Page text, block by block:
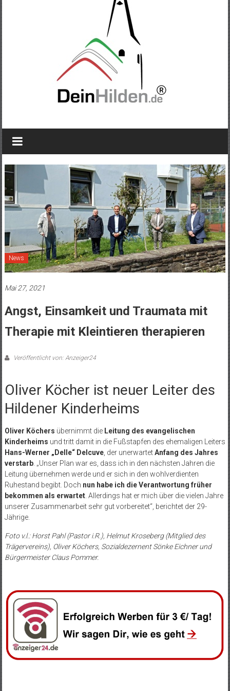
News
Mai 27, 2021
Angst, Einsamkeit und Traumata mit
Therapie mit Kleintieren therapieren
Veröffentlicht von: Anzeiger24
Oliver Köcher ist neuer Leiter des
Hildener Kinderheims
Oliver Köchers übernimmt die Leitung des evangelischen
Kinderheims und tritt damit in die Fußstapfen des ehemaligen Leiters
Hans-Werner „Delle“ Delcuve, der unerwartetAnfang des Jahres
verstarb. „Unser Plan war es, dass ich in den nächsten Jahren die
Leitung übernehmen werde und er sich in den wohlverdienten
Ruhestand begibt. Doch nun habe ich die Verantwortung früher
bekommen als erwartet. Allerdings hat er mich über die vielen Jahre
unserer Zusammenarbeit sehr gut vorbereitet“, berichtet der 29-
Jährige.
Foto v.l.: Horst Pahl (Pastor i.R.), Helmut Kroseberg (Mitglied des
Trägervereins), Oliver Köchers, Sozialdezernent Sönke Eichner und
Bürgermeister Claus Pommer.